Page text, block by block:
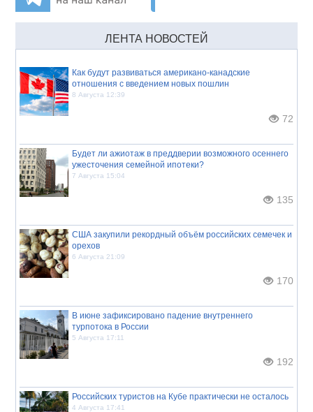
ЛЕНТА НОВОСТЕЙ
Как будут развиваться американо-канадские
отношения с введением новых пошлин
8 Августа 12:39
72
Будет ли ажиотаж в преддверии возможного осеннего
ужесточения семейной ипотеки?
7 Августа 15:04
135
США закупили рекордный объём российских семечек и
орехов
6 Августа 21:09
170
В июне зафиксировано падение внутреннего
турпотока в России
5 Августа 17:11
192
Российских туристов на Кубе практически не осталось
4 Августа 17:41